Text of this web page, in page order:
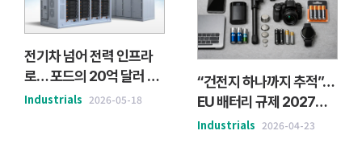
전기차 넘어 전력 인프라
로… 포드의 20억 달러 승
부수
Industrials 2026-05-18
“건전지 하나까지 추적”…
EU 배터리 규제 2027년
시행, 한국 산업 ‘비상’
Industrials 2026-04-23